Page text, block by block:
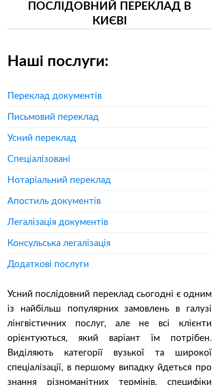
ПОСЛІДОВНИЙ ПЕРЕКЛАД В
КИЄВІ
Наші послуги:
Переклад документів
Письмовий переклад
Усний переклад
Спеціалізовані
Нотаріальний переклад
Апостиль документів
Легалізація документів
Консульська легалізація
Додаткові послуги
Усний послідовний переклад сьогодні є одним
із найбільш популярних замовлень в галузі
лінгвістичних послуг, але не всі клієнти
орієнтуються, який варіант їм потрібен.
Виділяють категорії вузької та широкої
спеціалізації, в першому випадку йдеться про
знання різноманітних термінів, специфіки